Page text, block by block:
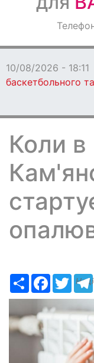
Оголошення
10/08/2026 - 18:11
баскетбольного
Коли в
РесурсFacebook